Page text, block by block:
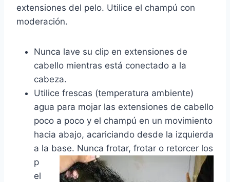
extensiones del pelo. Utilice el champú con
moderación.
Nunca lave su clip en extensiones de
cabello mientras está conectado a la
cabeza.
Utilice frescas (temperatura ambiente)
agua para mojar las extensiones de cabello
poco a poco y el champú en un movimiento
hacia abajo, acariciando desde la izquierda
a la base. Nunca frotar, frotar o retorcer los
p
el